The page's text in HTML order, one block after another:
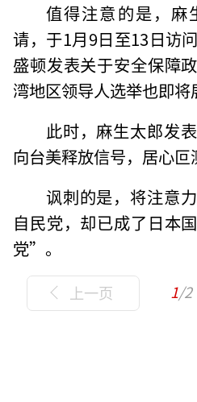
值得注意的是，麻
请，于1月9日至13日访
盛顿发表关于安全保障
湾地区领导人选举也即将
此时，麻生太郎发
向台美释放信号，居心叵
讽刺的是，将注意
自民党，却已成了日本
党”。
上一页 1/2